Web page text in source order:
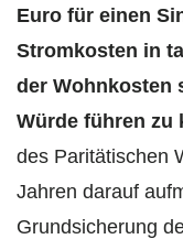
Euro für einen
Stromkosten in
der Wohnkosten
Würde führen zu
des Paritätischen
Jahren darauf
Grundsicherung